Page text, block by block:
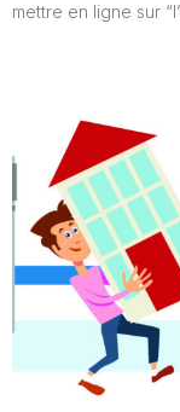
mettre en ligne sur